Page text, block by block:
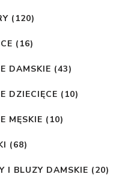
(120)
(16)
DAMSKIE (43)
DZIECIĘCE (10)
MĘSKIE (10)
(68)
I BLUZY DAMSKIE (20)